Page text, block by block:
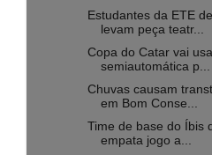
Estudantes da ETE
levam peça teatr...
Copa do Catar vai
semiautomática p...
Chuvas causam
em Bom Conse...
Time de base do Íbis
empata jogo a...